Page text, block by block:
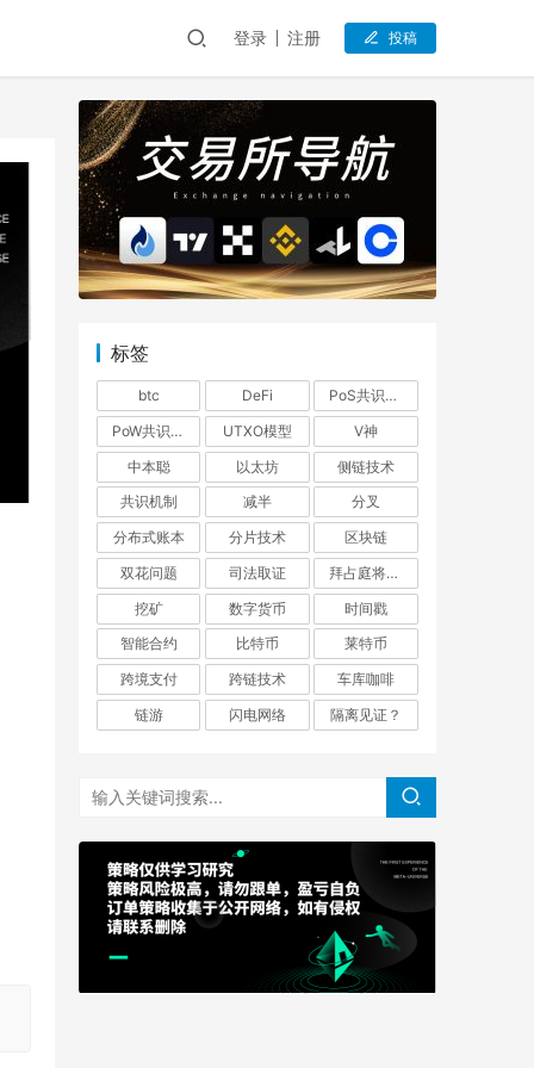
登录 注册 投稿
标签
btc DeFi
PoS共识机制
PoW共识机制
UTXO模型
V神
中本聪
以太坊
侧链技术
共识机制
减半
分叉
分布式账本
分片技术
区块链
双花问题
司法取证
拜占庭将军问题
挖矿
数字货币
时间戳
智能合约
比特币
莱特币
跨境支付
跨链技术
车库咖啡
链游
闪电网络 隔离见证？